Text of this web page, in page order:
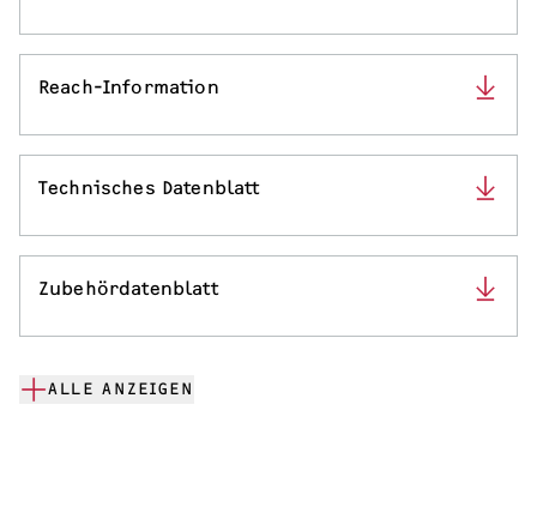
Reach-Information
Technisches Datenblatt
Zubehördatenblatt
ALLE ANZEIGEN